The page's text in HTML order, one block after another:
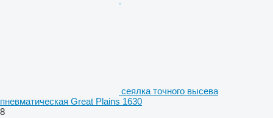
сеялка точного высева
пневматическая Great Plains 1630
8